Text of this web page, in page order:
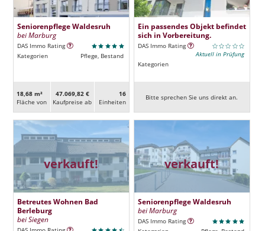
Seniorenpflege Waldesruh
bei Marburg
DAS Immo Rating
Kategorien
Pflege, Bestand
18,68 m²
Fläche von
47.069,82 €
Kaufpreise ab
16
Ein­heiten
Ein passendes Objekt befindet
sich in Vorbereitung.
DAS Immo Rating
Aktuell in Prüfung
Kategorien
Bitte sprechen Sie uns direkt an.
verkauft!
Betreutes Wohnen Bad
Berleburg
bei Siegen
verkauft!
Seniorenpflege Waldesruh
bei Marburg
DAS Immo Rating